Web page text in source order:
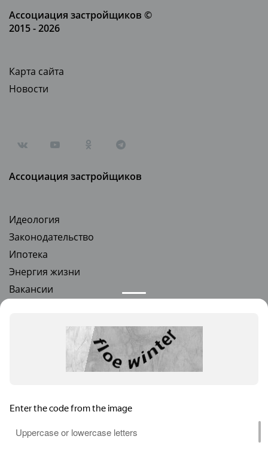
Ассоциация застройщиков ©
2015 - 2026
Карта сайта
Новости
Ассоциация застройщиков
Идеология
Законодательство
Ипотека
Энергия жизни
Вакансии
Квартиры в новостройках
Ремонт под ключ